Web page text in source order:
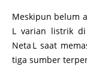
Meskipun belum
L varian listrik di
Neta L saat
tiga sumber